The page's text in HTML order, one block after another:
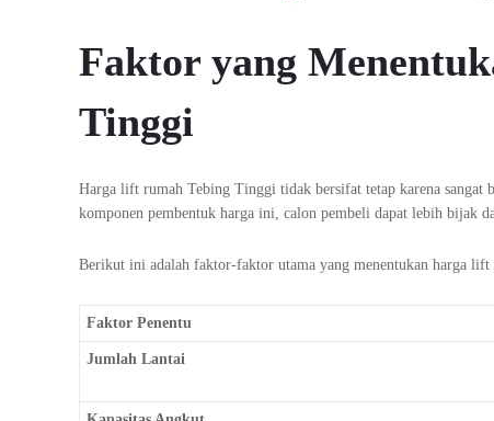
Faktor yang
Tinggi
Harga lift rumah Tebing Tinggi tidak bersifat tetap karena sangat
komponen pembentuk harga ini, calon pembeli dapat lebih bijak
Berikut ini adalah faktor-faktor utama yang menentukan harga lift
Faktor Penentu
Jumlah Lantai